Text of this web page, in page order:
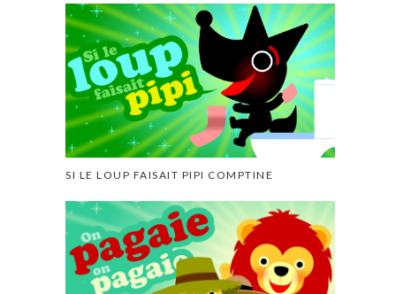
SI LE LOUP FAISAIT PIPI COMPTINE